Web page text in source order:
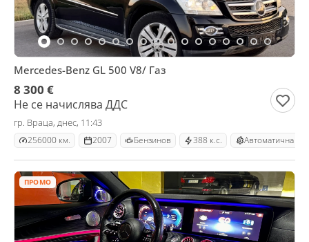
Mercedes-Benz GL 500 V8/ Газ
8 300 €
Не се начислява ДДС
гр. Враца, днес, 11:43
256000 км. 2007 Бензинов 388 к.с. Автоматична
ПРОМО